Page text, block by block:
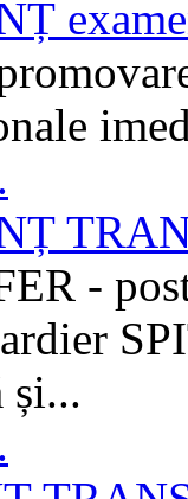
-
și...